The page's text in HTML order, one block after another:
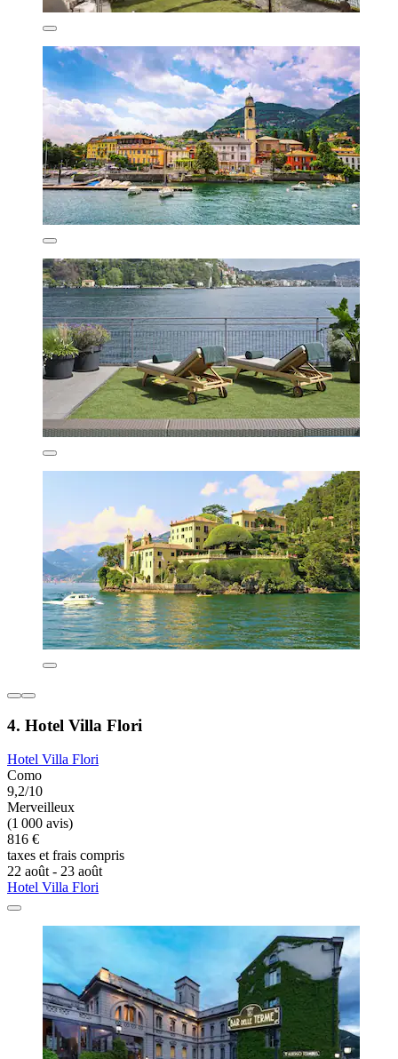
4. Hotel Villa Flori
Hotel Villa Flori
Como
9,2/10
Merveilleux
(1 000 avis)
816 €
taxes et frais compris
22 août - 23 août
Hotel Villa Flori